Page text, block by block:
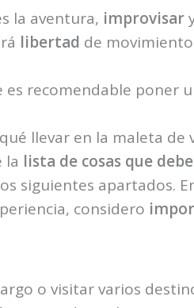
la aventura, improvisar
libertad de
es recomendable
llevar en la maleta de
la lista de cosas que
siguientes apartados.
considero
o visitar varios